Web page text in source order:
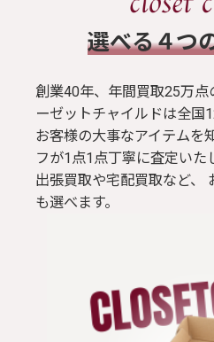
選べる４つ
創業40年、年間買取25万
ーゼットチャイルドは全国
お客様の大事なアイテムを
フが1点1点丁寧に査定いた
出張買取や宅配買取など、
も選べます。